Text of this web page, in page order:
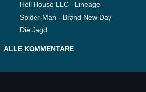
Hell House LLC - Lineage
Spider-Man - Brand New Day
Die Jagd
ALLE KOMMENTARE